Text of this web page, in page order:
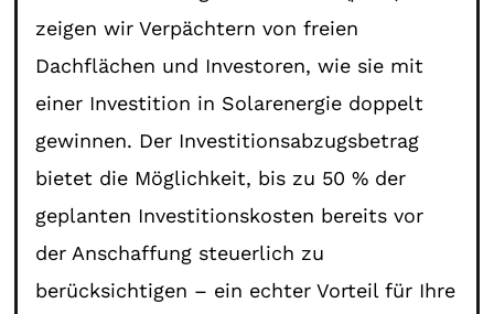
zeigen wir Verpächtern von freien
Dachflächen und Investoren, wie sie mit
einer Investition in Solarenergie doppelt
gewinnen. Der Investitionsabzugsbetrag
bietet die Möglichkeit, bis zu 50 % der
geplanten Investitionskosten bereits vor
der Anschaffung steuerlich zu
berücksichtigen – ein echter Vorteil für Ihre